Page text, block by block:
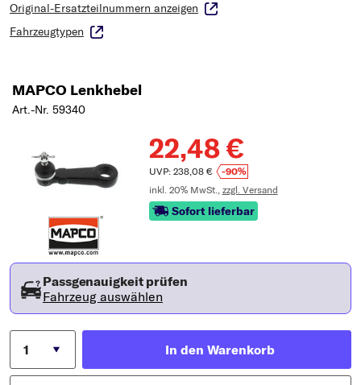
Original-Ersatzteilnummern anzeigen
Fahrzeugtypen
MAPCO Lenkhebel
Art.-Nr. 59340
22,48 €
UVP: 238,08 €
-90%
inkl. 20% MwSt., zzgl. Versand
Sofort lieferbar
Passgenauigkeit prüfen
Fahrzeug auswählen
In den Warenkorb